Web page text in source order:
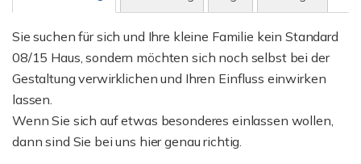
Sie suchen für sich und Ihre kleine Familie kein Standard
08/15 Haus, sondern möchten sich noch selbst bei der
Gestaltung verwirklichen und Ihren Einfluss einwirken
lassen.
Wenn Sie sich auf etwas besonderes einlassen wollen,
dann sind Sie bei uns hier genau richtig.